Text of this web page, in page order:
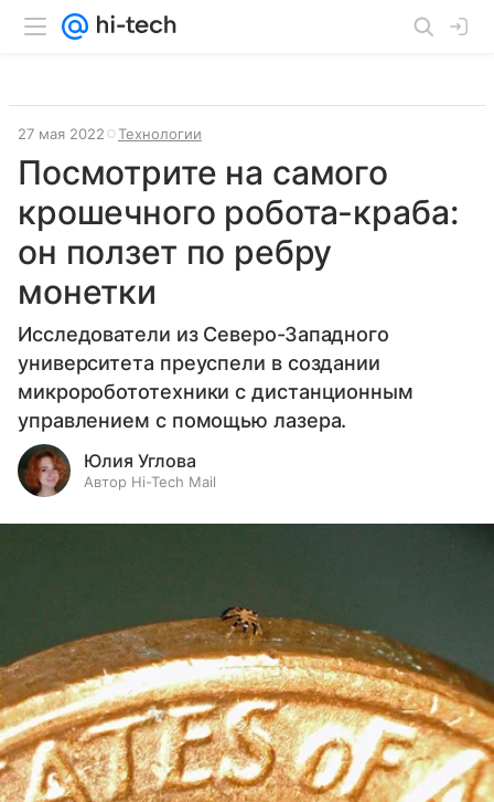
27 мая 2022 Технологии
Посмотрите на самого
крошечного робота-краба:
он ползет по ребру
монетки
Исследователи из Северо-Западного
университета преуспели в создании
микроробототехники с дистанционным
управлением с помощью лазера.
Юлия Углова
Автор Hi-Tech Mail